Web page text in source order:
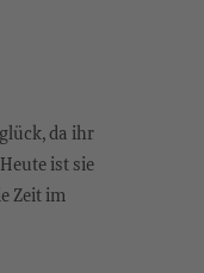
da ihr
ist sie
Zeit im